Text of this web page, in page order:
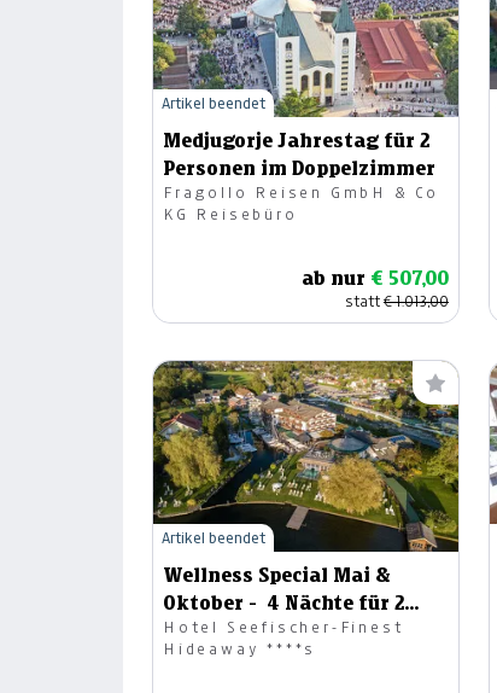
Medjugorje Jahrestag für 2
Personen im Doppelzimmer
Fragollo Reisen GmbH & Co
KG Reisebüro
ab nur € 507,00
statt€ 1.013,00
Artikel beendet
Wellness Special Mai &
Oktober - 4 Nächte für 2
Personen
Hotel Seefischer-Finest
Hideaway ****s
Artikel beendet